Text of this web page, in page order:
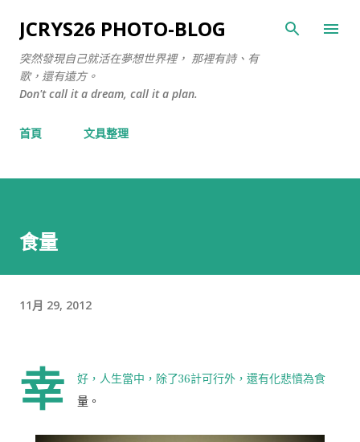
跳至主要內容
JCRYS26 PHOTO-BLOG
突然發現自己就活在夢想世界裡， 那裡有詩、有
歌，還有遠方。
Don't call it a dream, call it a plan.
首頁 文具整理
食量
11月 29, 2012
幸
好，人生當中，除了36計可行外，還有化悲憤為食
量。